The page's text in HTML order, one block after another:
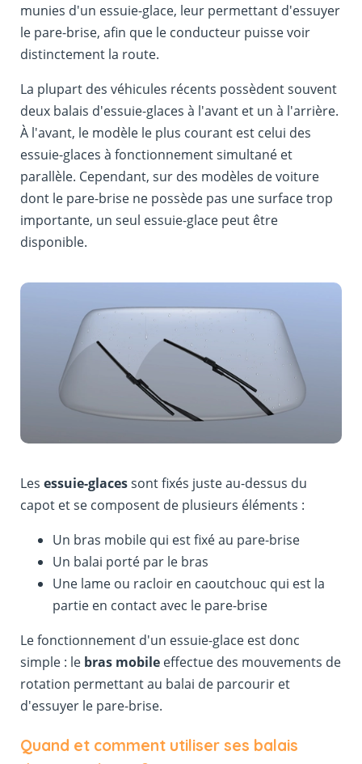
munies d'un essuie-glace, leur permettant d'essuyer
le pare-brise, afin que le conducteur puisse voir
distinctement la route.
La plupart des véhicules récents possèdent souvent
deux balais d'essuie-glaces à l'avant et un à l'arrière.
À l'avant, le modèle le plus courant est celui des
essuie-glaces à fonctionnement simultané et
parallèle. Cependant, sur des modèles de voiture
dont le pare-brise ne possède pas une surface trop
importante, un seul essuie-glace peut être
disponible.
Les essuie-glacessont fixés juste au-dessus du
capot et se composent de plusieurs éléments :
Un bras mobile qui est fixé au pare-brise
Un balai porté par le bras
Une lame ou racloir en caoutchouc qui est la
partie en contact avec le pare-brise
Le fonctionnement d'un essuie-glace est donc
simple : le bras mobileeffectue des mouvements de
rotation permettant au balai de parcourir et
d'essuyer le pare-brise.
Quand et comment utiliser ses balais